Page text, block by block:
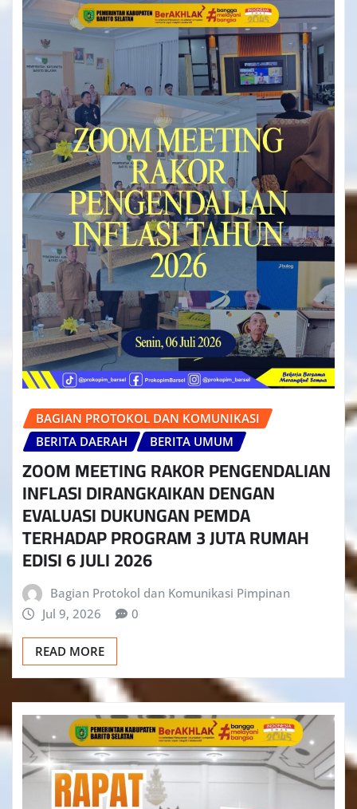
BAGIAN PROTOKOL DAN KOMUNIKASI
BERITA DAERAH
BERITA UMUM
ZOOM MEETING RAKOR PENGENDALIAN
INFLASI DIRANGKAIKAN DENGAN
EVALUASI DUKUNGAN PEMDA
TERHADAP PROGRAM 3 JUTA RUMAH
EDISI 6 JULI 2026
Bagian Protokol dan Komunikasi Pimpinan
Jul 9, 2026
0
READ MORE